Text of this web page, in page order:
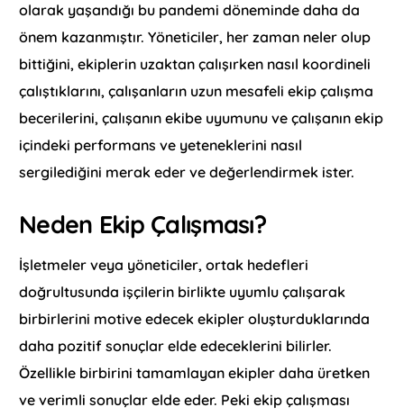
olarak yaşandığı bu pandemi döneminde daha da
önem kazanmıştır. Yöneticiler, her zaman neler olup
bittiğini, ekiplerin uzaktan çalışırken nasıl koordineli
çalıştıklarını, çalışanların uzun mesafeli ekip çalışma
becerilerini, çalışanın ekibe uyumunu ve çalışanın ekip
içindeki performans ve yeteneklerini nasıl
sergilediğini merak eder ve değerlendirmek ister.
Neden Ekip Çalışması?
İşletmeler veya yöneticiler, ortak hedefleri
doğrultusunda işçilerin birlikte uyumlu çalışarak
birbirlerini motive edecek ekipler oluşturduklarında
daha pozitif sonuçlar elde edeceklerini bilirler.
Özellikle birbirini tamamlayan ekipler daha üretken
ve verimli sonuçlar elde eder. Peki ekip çalışması